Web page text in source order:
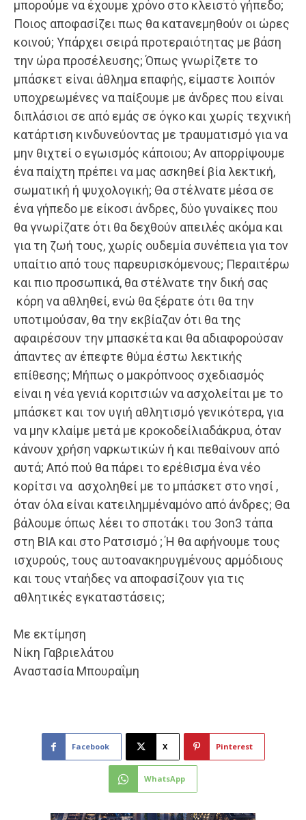
μπορούμε να έχουμε χρόνο στο κλειστό γήπεδο;
Ποιος αποφασίζει πως θα κατανεμηθούν οι ώρες
κοινού; Υπάρχει σειρά προτεραιότητας με βάση
την ώρα προσέλευσης; Όπως γνωρίζετε το
μπάσκετ είναι άθλημα επαφής, είμαστε λοιπόν
υποχρεωμένες να παίξουμε με άνδρες που είναι
διπλάσιοι σε από εμάς σε όγκο και χωρίς τεχνική
κατάρτιση κινδυνεύοντας με τραυματισμό για να
μην θιχτεί ο εγωισμός κάποιου; Αν απορρίψουμε
ένα παίχτη πρέπει να μας ασκηθεί βία λεκτική,
σωματική ή ψυχολογική; Θα στέλνατε μέσα σε
ένα γήπεδο με είκοσι άνδρες, δύο γυναίκες που
θα γνωρίζατε ότι θα δεχθούν απειλές ακόμα και
για τη ζωή τους, χωρίς ουδεμία συνέπεια για τον
υπαίτιο από τους παρευρισκόμενους; Περαιτέρω
και πιο προσωπικά, θα στέλνατε την δική σας
κόρη να αθληθεί, ενώ θα ξέρατε ότι θα την
υποτιμούσαν, θα την εκβίαζαν ότι θα της
αφαιρέσουν την μπασκέτα και θα αδιαφορούσαν
άπαντες αν έπεφτε θύμα έστω λεκτικής
επίθεσης; Μήπως ο μακρόπνοος σχεδιασμός
είναι η νέα γενιά κοριτσιών να ασχολείται με το
μπάσκετ και τον υγιή αθλητισμό γενικότερα, για
να μην κλαίμε μετά με κροκοδείλιαδάκρυα, όταν
κάνουν χρήση ναρκωτικών ή και πεθαίνουν από
αυτά; Από πού θα πάρει το ερέθισμα ένα νέο
κορίτσι να ασχοληθεί με το μπάσκετ στο νησί ,
όταν όλα είναι κατειλημμέναμόνο από άνδρες; Θα
βάλουμε όπως λέει το σποτάκι του 3on3 τάπα
στη ΒΙΑ και στο Ρατσισμό ; Ή θα αφήνουμε τους
ισχυρούς, τους αυτοανακηρυγμένους αρμόδιους
και τους νταήδες να αποφασίζουν για τις
αθλητικές εγκαταστάσεις;
Με εκτίμηση
Νίκη Γαβριελάτου
Αναστασία Μπουραΐμη
Facebook X Pinterest
WhatsApp